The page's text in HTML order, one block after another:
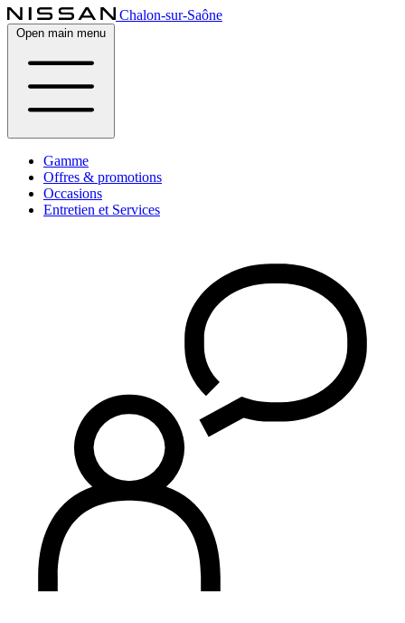
Chalon-sur-Saône
Open main menu
Gamme
Offres & promotions
Occasions
Entretien et Services